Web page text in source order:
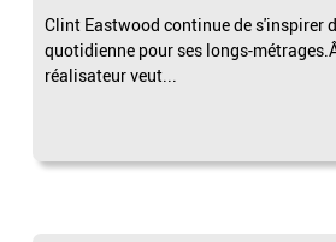
Clint Eastwood continue de s'inspirer
quotidienne pour ses longs-
réalisateur veut...